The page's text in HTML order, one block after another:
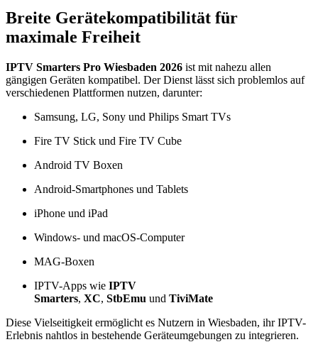
Breite Gerätekompatibilität für
maximale Freiheit
IPTV Smarters Pro Wiesbaden 2026 ist mit nahezu allen
gängigen Geräten kompatibel. Der Dienst lässt sich problemlos auf
verschiedenen Plattformen nutzen, darunter:
Samsung, LG, Sony und Philips Smart TVs
Fire TV Stick und Fire TV Cube
Android TV Boxen
Android-Smartphones und Tablets
iPhone und iPad
Windows- und macOS-Computer
MAG-Boxen
IPTV-Apps wie IPTV
Smarters, XC, StbEmu und TiviMate
Diese Vielseitigkeit ermöglicht es Nutzern in Wiesbaden, ihr IPTV-
Erlebnis nahtlos in bestehende Geräteumgebungen zu integrieren.